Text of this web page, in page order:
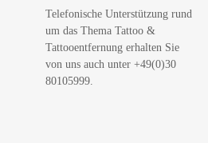
Telefonische Unterstützung rund
um das Thema Tattoo &
Tattooentfernung erhalten Sie
von uns auch unter +49(0)30
80105999.